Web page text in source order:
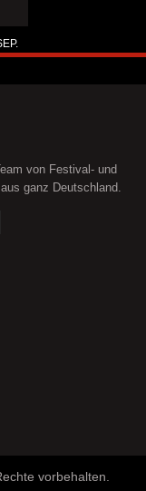
von Festival- und
ganz Deutschland.
vorbehalten.